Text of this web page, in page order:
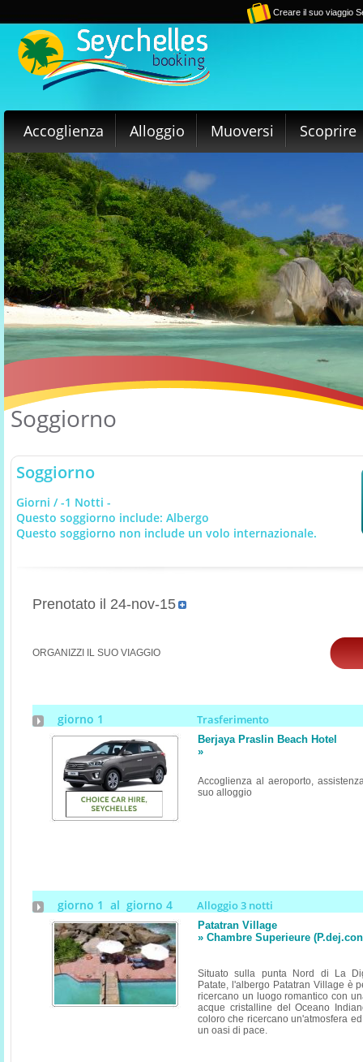
Creare il suo viaggio
Accoglienza Alloggio Muoversi Scoprire
Soggiorno
Soggiorno
Giorni / -1 Notti -
Questo soggiorno include: Albergo
Questo soggiorno non include un volo internazionale.
Prenotato il 24-nov-15
ORGANIZZI IL SUO VIAGGIO
giorno 1 Trasferimento
Berjaya Praslin Beach Hotel
»
Accoglienza al aeroporto,
suo alloggio
giorno 1 al giorno 4 Alloggio 3 notti
Patatran Village
» Chambre Superieure
Situato sulla punta Nord di La
Patate, l'albergo Patatran Village è
ricercano un luogo romantico con
acque cristalline del Oceano
coloro che ricercano un'atmosfera
un oasi di pace.